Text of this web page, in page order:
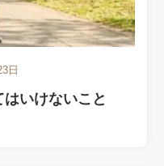
日
いけないこと